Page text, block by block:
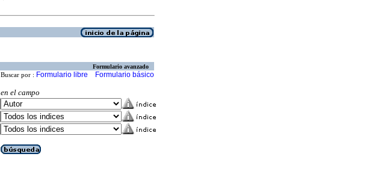
Formulario avanzado
Buscar por : Formulario libre Formulario básico
en el campo